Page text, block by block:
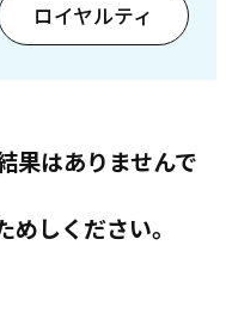
ロイヤルティ
果はありませんで
しください。